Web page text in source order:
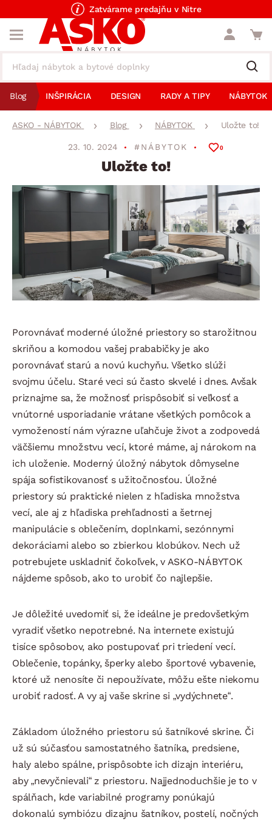
Zatvárame predajňu v Nitre
Blog INŠPIRÁCIA DESIGN RADY A TIPY NÁBYTOK
ASKO - NÁBYTOK Blog NÁBYTOK Uložte to!
23. 10. 2024 #NÁBYTOK 0
Uložte to!
Porovnávať moderné úložné priestory so starožitnou
skriňou a komodou vašej prababičky je ako
porovnávať starú a novú kuchyňu. Všetko slúži
svojmu účelu. Staré veci sú často skvelé i dnes. Avšak
priznajme sa, že možnosť prispôsobiť si veľkosť a
vnútorné usporiadanie vrátane všetkých pomôcok a
vymožeností nám výrazne uľahčuje život a zodpovedá
väčšiemu množstvu vecí, ktoré máme, aj nárokom na
ich uloženie. Moderný úložný nábytok dômyselne
spája sofistikovanosť s užitočnosťou. Úložné
priestory sú praktické nielen z hľadiska množstva
vecí, ale aj z hľadiska prehľadnosti a šetrnej
manipulácie s oblečením, doplnkami, sezónnymi
dekoráciami alebo so zbierkou klobúkov. Nech už
potrebujete uskladniť čokoľvek, v ASKO-NÁBYTOK
nájdeme spôsob, ako to urobiť čo najlepšie.
Je dôležité uvedomiť si, že ideálne je predovšetkým
vyradiť všetko nepotrebné. Na internete existujú
tisíce spôsobov, ako postupovať pri triedení vecí.
Oblečenie, topánky, šperky alebo športové vybavenie,
ktoré už nenosíte či nepoužívate, môžu ešte niekomu
urobiť radosť. A vy aj vaše skrine si „vydýchnete“.
Základom úložného priestoru sú šatníkové skrine. Či
už sú súčasťou samostatného šatníka, predsiene,
haly alebo spálne, prispôsobte ich dizajn interiéru,
aby „nevyčnievali“ z priestoru. Najjednoduchšie je to v
spálňach, kde variabilné programy ponúkajú
dokonalú symbiózu dizajnu šatníkov, postelí, nočných